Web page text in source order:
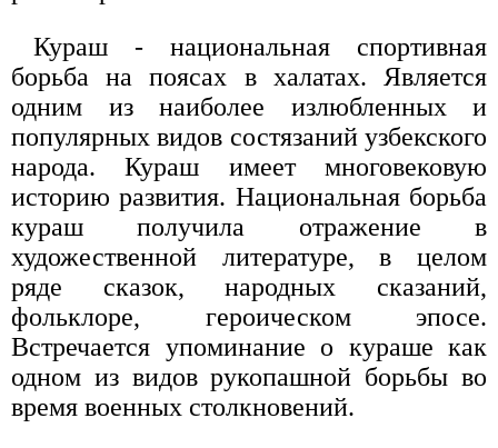
Кураш - национальная спортивная
борьба на поясах в халатах. Является
одним из наиболее излюбленных и
популярных видов состязаний узбекского
народа. Кураш имеет многовековую
историю развития. Национальная борьба
кураш получила отражение в
художественной литературе, в целом
ряде сказок, народных сказаний,
фольклоре, героическом эпосе.
Встречается упоминание о кураше как
одном из видов рукопашной борьбы во
время военных столкновений.